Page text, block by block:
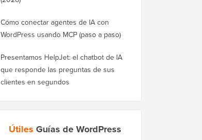
Cómo conectar agentes de IA con
WordPress usando MCP (paso a paso)
Presentamos HelpJet: el chatbot de IA
que responde las preguntas de sus
clientes en segundos
Útiles Guías de WordPress